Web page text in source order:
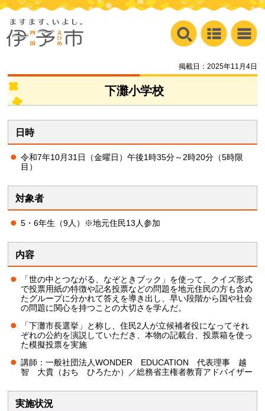
掲載日：2025年11月4日
下灘小学校
日時
令和7年10月31日（金曜日）午後1時35分～2時20分（5時限
目）
対象者
5・6年生（9人）※地元住民13人参加
内容
「世の中とつながる、なぞときブック」を使って、クイズ形式
で投票用紙の特徴や記名投票などの問題を地元住民の方も含め
たグループに分かれて答えを導き出し、早い段階から国や社会
の問題に関心を持つことの大切さを学んだ。
「下灘市長選挙」と称し、住民2人が立候補者役になってそれ
ぞれの公約を演説していただき、本物の記載台、投票箱を使っ
た模擬投票を実施
講師：一般社団法人WONDER EDUCATION 代表理事 越
智 大貴（おち ひろたか）／総務省主権者教育アドバイザー
実施状況